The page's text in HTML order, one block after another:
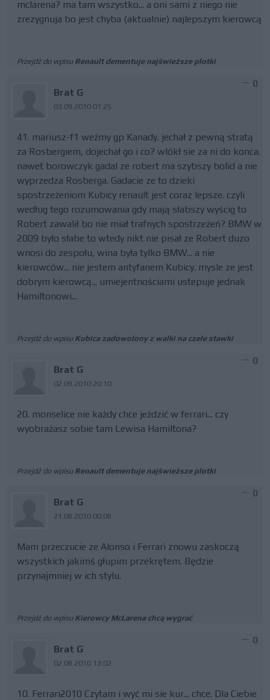
mclarena? ma tam wszystko... a oni sami z niego nie
zrezygnuja bo jest chyba (aktualnie) najlepszym kierowcą
Przejdź do wpisu Renault dementuje najświeższe plotki
Brat G
03.09.2010 01:25
0
41. mariusz-f1 weźmy gp Kanady. jechał z pewną stratą
za Rosbergiem, dojechał go i co? wlókł sie za ni do konca.
nawet borowczyk gadal ze robert ma szybszy bolid a nie
wyprzedza Rosberga. Gadacie ze to dzieki
spostrzeżeniom Kubicy renault jest coraz lepsze. czyli
według tego rozumowania gdy mają słabszy wyścig to
Robert zawalił bo nie miał trafnych spostrzeżeń? BMW w
2009 było słabe to wtedy nikt nie pisał ze Robert duzo
wnosi do zespołu, wina była tylko BMW... a nie
kierowców... nie jestem antyfanem Kubicy. mysle ze jest
dobrym kierowcą... umiejentnościami ustepuje jednak
Hamiltonowi...
Przejdź do wpisu Kubica zadowolony z walki na czele stawki
Brat G
02.09.2010 20:10
0
20. monselice nie każdy chce jeździć w ferrari... czy
wyobrażasz sobie tam Lewisa Hamiltona?
Przejdź do wpisu Renault dementuje najświeższe plotki
Brat G
21.08.2010 00:08
0
Mam przeczucie ze Alonso i Ferrari znowu zaskoczą
wszystkich jakimś głupim przekrętem. Będzie
przynajmniej w ich stylu.
Przejdź do wpisu Kierowcy McLarena chcą wygrać
Brat G
02.08.2010 13:02
0
10. Ferrari2010 Czytam i wyć mi sie kur... chce. Dla Ciebie